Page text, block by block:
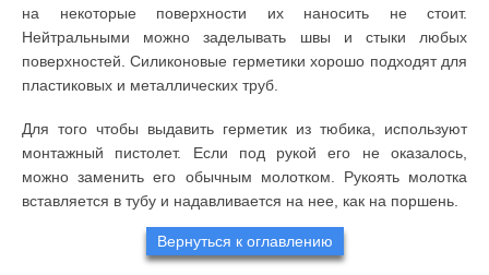
на некоторые поверхности их наносить не стоит.
Нейтральными можно заделывать швы и стыки любых
поверхностей. Силиконовые герметики хорошо подходят для
пластиковых и металлических труб.
Для того чтобы выдавить герметик из тюбика, используют
монтажный пистолет. Если под рукой его не оказалось,
можно заменить его обычным молотком. Рукоять молотка
вставляется в тубу и надавливается на нее, как на поршень.
Вернуться к оглавлению